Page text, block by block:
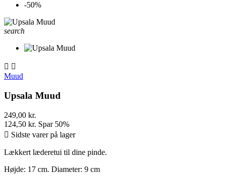
-50%
search
 
Muud
Upsala Muud
249,00 kr.
124,50 kr. Spar 50%
 Sidste varer på lager
Lækkert læderetui til dine pinde.
Højde: 17 cm. Diameter: 9 cm